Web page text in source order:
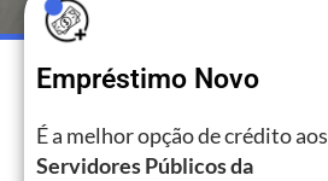
Empréstimo Novo
É a melhor opção de crédito aos
Servidores Públicos da